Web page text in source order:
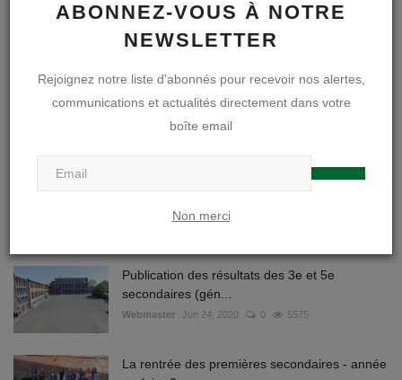
ABONNEZ-VOUS À NOTRE
NEWSLETTER
Rejoignez notre liste d'abonnés pour recevoir nos alertes,
communications et actualités directement dans votre
boîte email
Non merci
Une question pratique ?Consultez notre "FAQ"
Publication des résultats des 3e et 5e
secondaires (gén...
Webmaster Jun 24, 2020 0 5575
La rentrée des premières secondaires - année